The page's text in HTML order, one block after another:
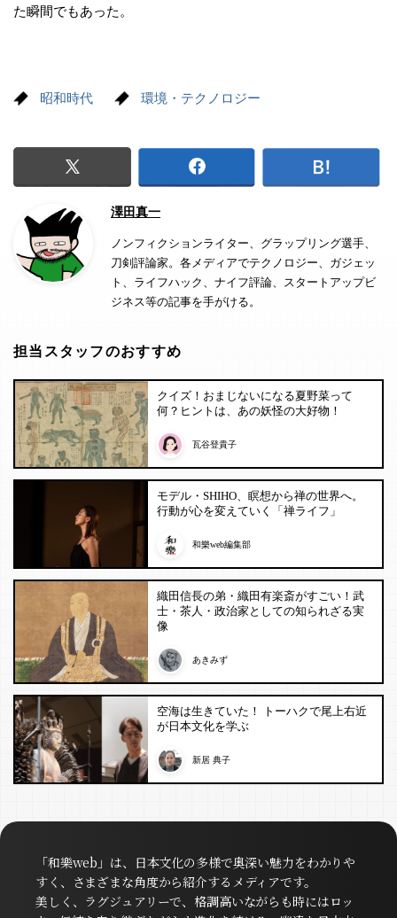
た瞬間でもあった。
昭和時代 環境・テクノロジー
澤田真一
ノンフィクションライター、グラップリング選手、
刀剣評論家。各メディアでテクノロジー、ガジェッ
ト、ライフハック、ナイフ評論、スタートアップビ
ジネス等の記事を手がける。
担当スタッフのおすすめ
クイズ！おまじないになる夏野菜って
何？ヒントは、あの妖怪の大好物！
瓦谷登貴子
モデル・SHIHO、瞑想から禅の世界へ。
行動が心を変えていく「禅ライフ」
和樂web編集部
織田信長の弟・織田有楽斎がすごい！武
士・茶人・政治家としての知られざる実
像
あきみず
空海は生きていた！ トーハクで尾上右近
が日本文化を学ぶ
新居 典子
「和樂web」は、日本文化の多様で奥深い魅力をわかりや
すく、さまざまな角度から紹介するメディアです。
美しく、ラグジュアリーで、格調高いながらも時にはロッ